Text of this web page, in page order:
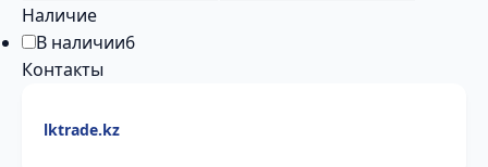
Наличие
В наличии6
Контакты
lktrade.kz